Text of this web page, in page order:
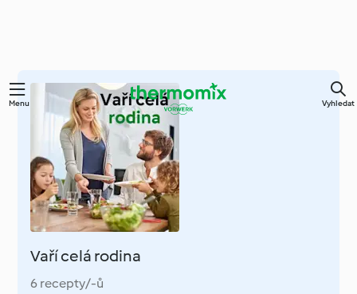
Přejít
Menu Vyhledat
Vaří celá rodina
6 recepty/-ů